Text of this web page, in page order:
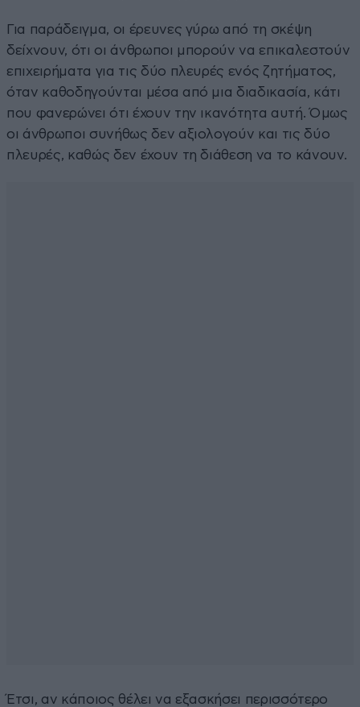
Για παράδειγμα, οι έρευνες γύρω από τη σκέψη
δείχνουν, ότι οι άνθρωποι μπορούν να επικαλεστούν
επιχειρήματα για τις δύο πλευρές ενός ζητήματος,
όταν καθοδηγούνται μέσα από μια διαδικασία, κάτι
που φανερώνει ότι έχουν την ικανότητα αυτή. Όμως
οι άνθρωποι συνήθως δεν αξιολογούν και τις δύο
πλευρές, καθώς δεν έχουν τη διάθεση να το κάνουν.
Έτσι, αν κάποιος θέλει να εξασκήσει περισσότερο